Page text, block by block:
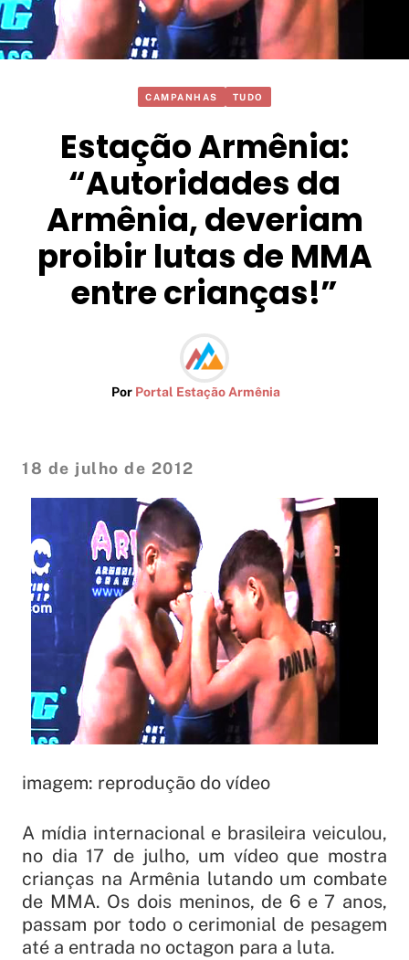
CAMPANHAS TUDO
Estação Armênia:
“Autoridades da
Armênia, deveriam
proibir lutas de MMA
entre crianças!”
Por Portal Estação Armênia
18 de julho de 2012
imagem: reprodução do vídeo
A mídia internacional e brasileira veiculou,
no dia 17 de julho, um vídeo que mostra
crianças na Armênia lutando um combate
de MMA. Os dois meninos, de 6 e 7 anos,
passam por todo o cerimonial de pesagem
até a entrada no octagon para a luta.